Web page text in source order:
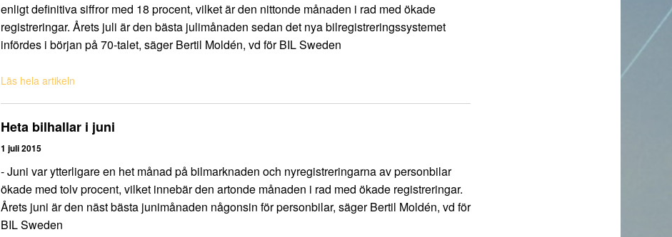
enligt definitiva siffror med 18 procent, vilket är den nittonde månaden i rad med ökade
registreringar. Årets juli är den bästa julimånaden sedan det nya bilregistreringssystemet
infördes i början på 70-talet, säger Bertil Moldén, vd för BIL Sweden
Läs hela artikeln
Heta bilhallar i juni
1 juli 2015
- Juni var ytterligare en het månad på bilmarknaden och nyregistreringarna av personbilar
ökade med tolv procent, vilket innebär den artonde månaden i rad med ökade registreringar.
Årets juni är den näst bästa junimånaden någonsin för personbilar, säger Bertil Moldén, vd för
BIL Sweden